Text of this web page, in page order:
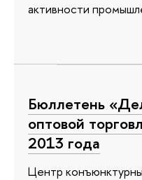
активности
Бюллетень
оптовой
2013 года
Центр